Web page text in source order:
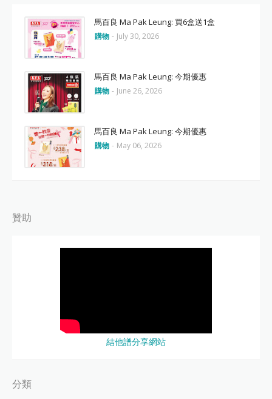
馬百良 Ma Pak Leung: 買6盒送1盒
購物 - July 30, 2026
馬百良 Ma Pak Leung: 今期優惠
購物 - June 26, 2026
馬百良 Ma Pak Leung: 今期優惠
購物 - May 06, 2026
贊助
結他譜分享網站
分類